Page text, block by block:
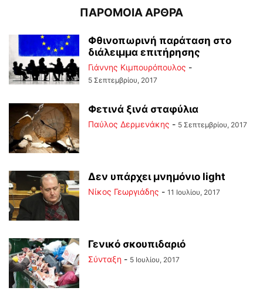
ΠΑΡΟΜΟΙΑ ΑΡΘΡΑ
Φθινοπωρινή παράταση στο
διάλειμμα επιτήρησης
Γιάννης Κιμπουρόπουλος -
5 Σεπτεμβρίου, 2017
Φετινά ξινά σταφύλια
Παύλος Δερμενάκης - 5 Σεπτεμβρίου, 2017
Δεν υπάρχει μνημόνιο light
Νίκος Γεωργιάδης - 11 Ιουλίου, 2017
Γενικό σκουπιδαριό
Σύνταξη - 5 Ιουλίου, 2017